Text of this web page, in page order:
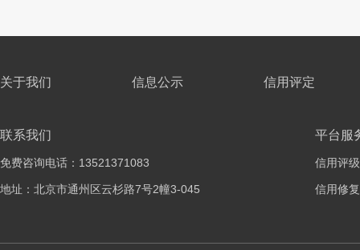
关于我们 信息公示 信用评定
联系我们
免费咨询电话：13521371083
地址：北京市通州区云杉路7号2幢3-045
平台服
信用评级
信用修复